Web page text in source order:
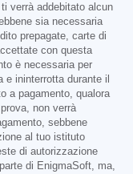
verrà addebitato alcun
sia necessaria
prepagate, carte di
con questa
è necessaria per
ininterrotta durante il
a pagamento, qualora
non verrà
sebbene
al tuo istituto
di autorizzazione
di EnigmaSoft, ma,